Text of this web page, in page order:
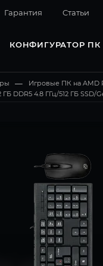
Гарантия Cтатьи
КОНФИГУРАТОР ПК
— Игровые ПК на AMD
DDR5 4.8 ГГц/512 ГБ